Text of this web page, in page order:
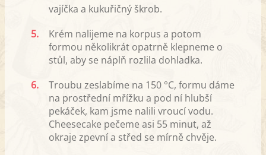
vajíčka a kukuřičný škrob.
5.
Krém nalijeme na korpus a potom
formou několikrát opatrně klepneme o
stůl, aby se náplň rozlila dohladka.
6.
Troubu zeslabíme na 150 °C, formu dáme
na prostřední mřížku a pod ní hlubší
pekáček, kam jsme nalili vroucí vodu.
Cheesecake pečeme asi 55 minut, až
okraje zpevní a střed se mírně chvěje.